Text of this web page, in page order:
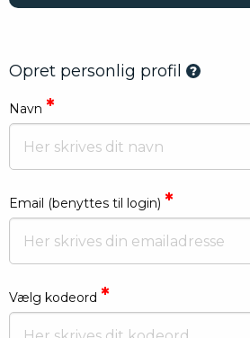
Opret personlig profil
Navn *
Email (benyttes til login) *
Vælg kodeord *